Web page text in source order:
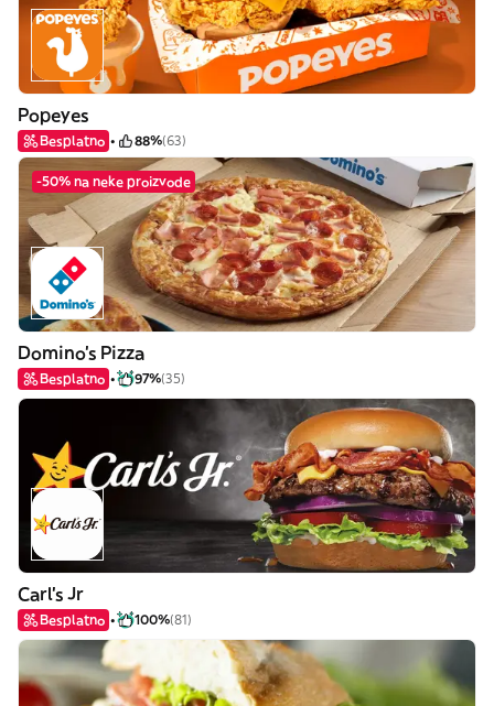
Popeyes
Besplatno 88%(63)
-50% na neke proizvode
Domino's Pizza
Besplatno 97%(35)
Carl's Jr
Besplatno 100%(81)